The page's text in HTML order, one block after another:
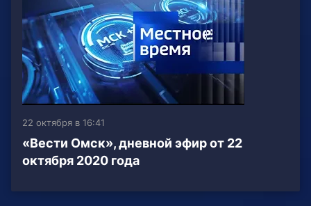
22 октября в 16:41
«Вести Омск», дневной эфир от 22
октября 2020 года